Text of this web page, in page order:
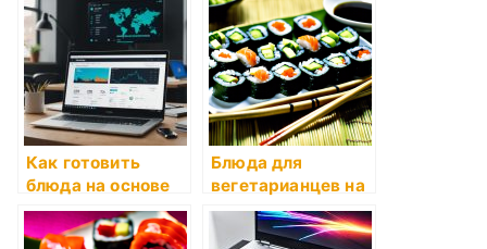
Как готовить
блюда на основе
шпината
Блюда для
вегетарианцев на
растительной
основе